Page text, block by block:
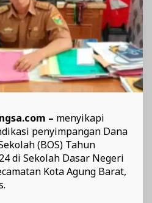
– menyikapi
penyimpangan Dana
(BOS) Tahun
di Sekolah Dasar Negeri
Kota Agung Barat,